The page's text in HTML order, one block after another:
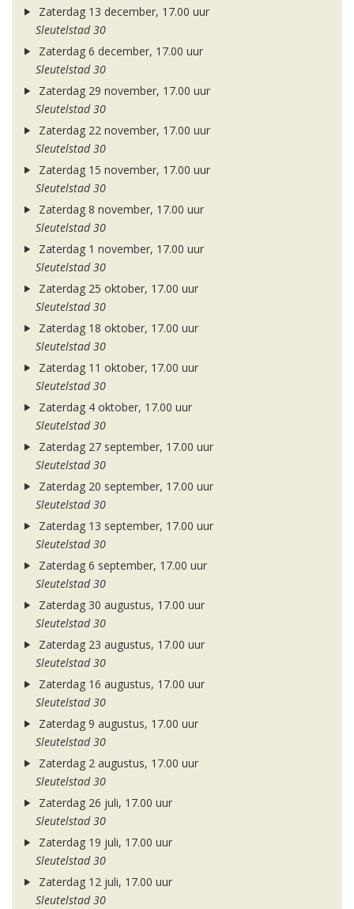
Zaterdag 13 december, 17.00 uur
Sleutelstad 30
Zaterdag 6 december, 17.00 uur
Sleutelstad 30
Zaterdag 29 november, 17.00 uur
Sleutelstad 30
Zaterdag 22 november, 17.00 uur
Sleutelstad 30
Zaterdag 15 november, 17.00 uur
Sleutelstad 30
Zaterdag 8 november, 17.00 uur
Sleutelstad 30
Zaterdag 1 november, 17.00 uur
Sleutelstad 30
Zaterdag 25 oktober, 17.00 uur
Sleutelstad 30
Zaterdag 18 oktober, 17.00 uur
Sleutelstad 30
Zaterdag 11 oktober, 17.00 uur
Sleutelstad 30
Zaterdag 4 oktober, 17.00 uur
Sleutelstad 30
Zaterdag 27 september, 17.00 uur
Sleutelstad 30
Zaterdag 20 september, 17.00 uur
Sleutelstad 30
Zaterdag 13 september, 17.00 uur
Sleutelstad 30
Zaterdag 6 september, 17.00 uur
Sleutelstad 30
Zaterdag 30 augustus, 17.00 uur
Sleutelstad 30
Zaterdag 23 augustus, 17.00 uur
Sleutelstad 30
Zaterdag 16 augustus, 17.00 uur
Sleutelstad 30
Zaterdag 9 augustus, 17.00 uur
Sleutelstad 30
Zaterdag 2 augustus, 17.00 uur
Sleutelstad 30
Zaterdag 26 juli, 17.00 uur
Sleutelstad 30
Zaterdag 19 juli, 17.00 uur
Sleutelstad 30
Zaterdag 12 juli, 17.00 uur
Sleutelstad 30